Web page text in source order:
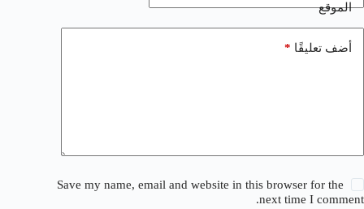
الموقع
أضف تعليقًا *
Save my name, email and website in this browser for the
next time I comment.